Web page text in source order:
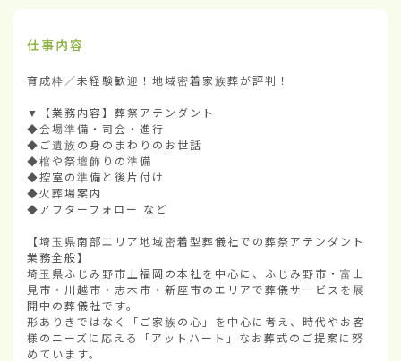
仕事内容
育成枠／未経験歓迎！地域密着家族葬が評判！
▼【業務内容】葬祭アテンダント
◆会場準備・司会・進行
◆ご遺族の身のまわりのお世話
◆棺や祭壇飾りの準備
◆控室の準備と後片付け
◆火葬場案内
◆アフターフォロー など
【埼玉県南部エリア地域密着型葬儀社での葬祭アテンダント
業務全般】
埼玉県ふじみ野市上福岡の本社を中心に、ふじみ野市・富士
見市・川越市・志木市・新座市のエリアで葬儀サービスを展
開中の葬儀社です。
形ありきではなく「ご家族の心」を中心に考え、時代やお客
様のニーズに応える「アットハート」なお葬式のご提案に努
めています。